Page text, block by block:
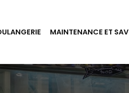
MAINTENANCE ET SAV